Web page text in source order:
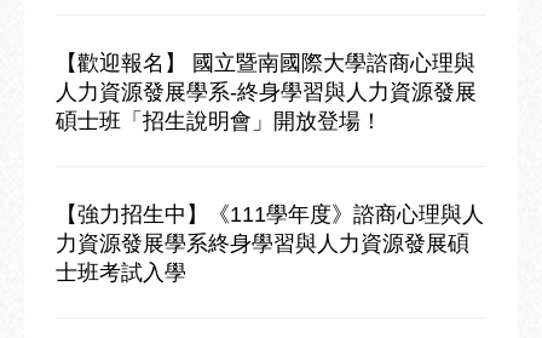
【歡迎報名】 國立暨南國際大學諮商心理與
人力資源發展學系-終身學習與人力資源發展
碩士班「招生說明會」開放登場！
【強力招生中】《111學年度》諮商心理與人
力資源發展學系終身學習與人力資源發展碩
士班考試入學